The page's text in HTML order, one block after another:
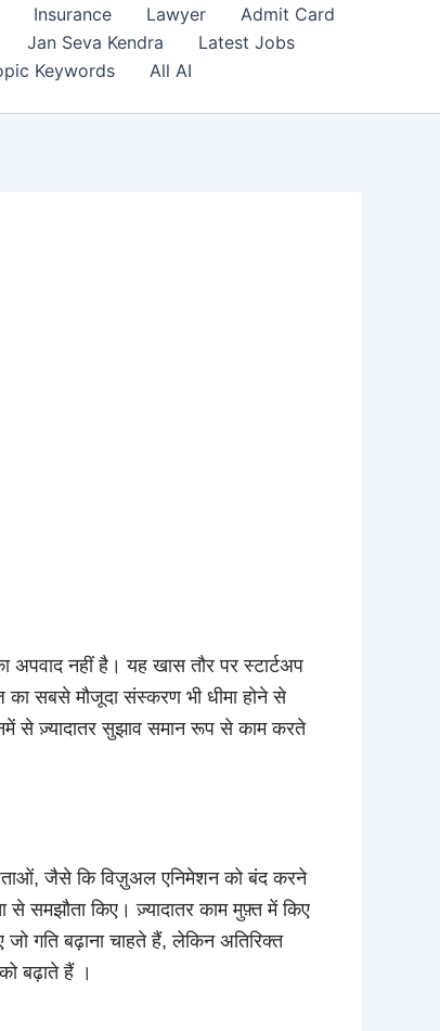
Insurance Lawyer
Admit Card
Jan Seva Kendra
Latest Jobs
Keywords
All AI
अपवाद नहीं है। यह खास तौर पर स्टार्टअप
सबसे मौजूदा संस्करण भी धीमा होने से
से ज़्यादातर सुझाव समान रूप से काम करते
जैसे कि विज़ुअल एनिमेशन को बंद करने
समझौता किए। ज़्यादातर काम मुफ़्त में किए
गति बढ़ाना चाहते हैं, लेकिन अतिरिक्त
बढ़ाते हैं ।